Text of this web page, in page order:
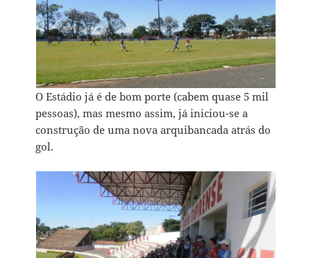
O Estádio já é de bom porte (cabem quase 5 mil
pessoas), mas mesmo assim, já iniciou-se a
construção de uma nova arquibancada atrás do
gol.